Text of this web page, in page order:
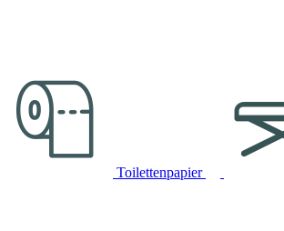
Toilettenpapier